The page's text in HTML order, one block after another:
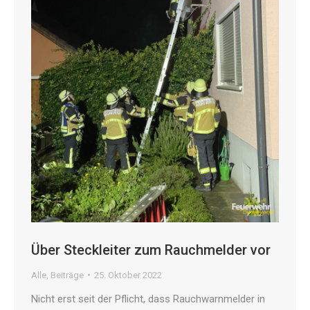
Über Steckleiter zum Rauchmelder vor
Alle Beiträge 25. Oktober 2022
Nicht erst seit der Pflicht, dass Rauchwarnmelder in